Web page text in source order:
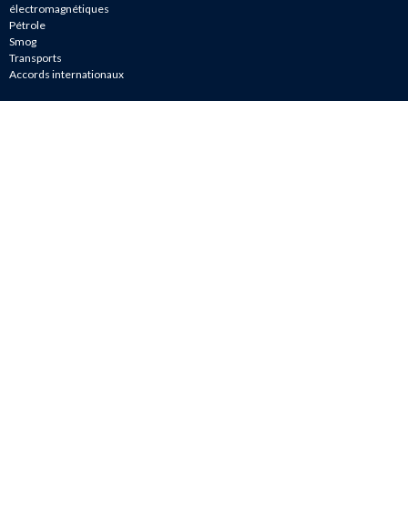
électromagnétiques
Pétrole
Smog
Transports
Accords internationaux